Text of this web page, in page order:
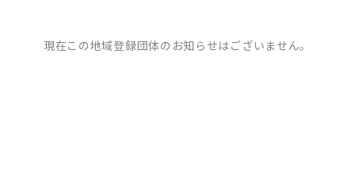
現在この地域登録団体のお知らせはございません。